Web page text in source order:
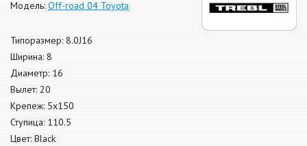
Модель: Off-road 04 Toyota
Типоразмер: 8.0J16
Ширина: 8
Диаметр: 16
Вылет: 20
Крепеж: 5x150
Ступица: 110.5
Цвет: Black